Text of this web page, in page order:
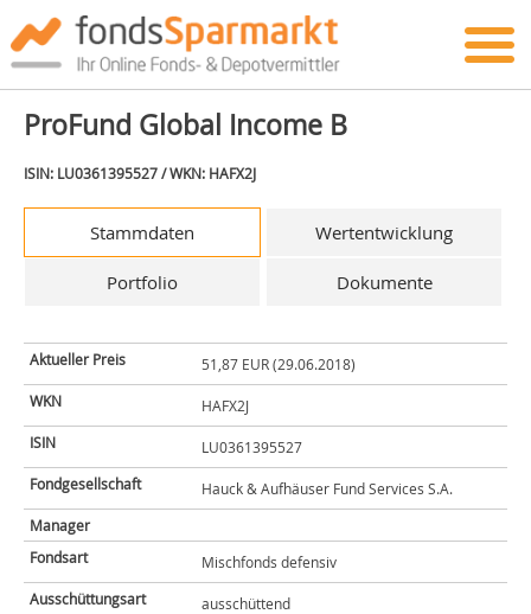
ProFund Global Income B
ISIN: LU0361395527 / WKN: HAFX2J
Stammdaten Wertentwicklung
Portfolio Dokumente
Aktueller Preis
51,87 EUR (29.06.2018)
WKN
HAFX2J
ISIN
LU0361395527
Fondgesellschaft
Hauck & Aufhäuser Fund Services S.A.
Manager
Fondsart
Mischfonds defensiv
Ausschüttungsart
ausschüttend